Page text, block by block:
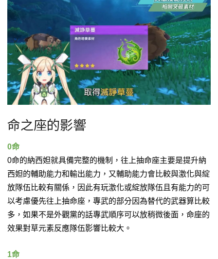
命之座的影響
0命
0命的納西妲就具備完整的機制，往上抽命座主要是提升納
西妲的輔助能力和輸出能力，又輔助能力會比較與激化與綻
放隊伍比較有關係，因此有玩激化或綻放隊伍且有能力的可
以考慮優先往上抽命座，專武的部分因為替代的武器算比較
多，如果不是外觀黨的話專武順序可以放稍微後面，命座的
效果對草元素反應隊伍影響比較大。
1命